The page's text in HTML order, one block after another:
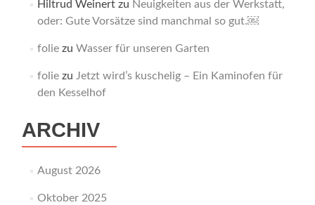
Hiltrud Weinertzu Neuigkeiten aus der Werkstatt,
oder: Gute Vorsätze sind manchmal so gut.￼
foliezu Wasser für unseren Garten
foliezu Jetzt wird’s kuschelig – Ein Kaminofen für
den Kesselhof
ARCHIV
August 2026
Oktober 2025